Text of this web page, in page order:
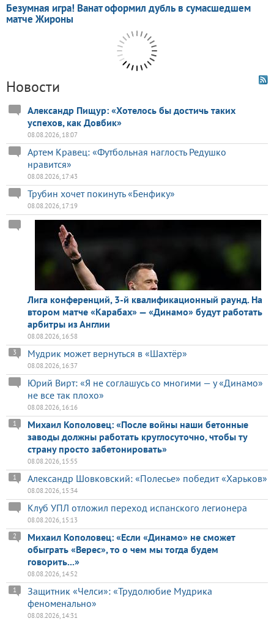
Новости
Александр Пищур: «Хотелось бы достичь таких
успехов, как Довбик»
08.08.2026, 18:07
Артем Кравец: «Футбольная наглость Редушко
нравится»
08.08.2026, 17:43
Трубин хочет покинуть «Бенфику»
08.08.2026, 17:19
Лига конференций, 3-й квалификационный раунд. На
втором матче «Карабах» — «Динамо» будут работать
арбитры из Англии
08.08.2026, 16:58
Мудрик может вернуться в «Шахтёр»
3
08.08.2026, 16:37
Юрий Вирт: «Я не соглашусь со многими — у «Динамо»
не все так плохо»
08.08.2026, 16:16
Михаил Кополовец: «После войны наши бетонные
заводы должны работать круглосуточно, чтобы ту
страну просто забетонировать»
1
08.08.2026, 15:55
Александр Шовковский: «Полесье» победит «Харьков»
1
08.08.2026, 15:34
Клуб УПЛ отложил переход испанского легионера
08.08.2026, 15:13
Михаил Кополовец: «Если «Динамо» не сможет
обыграть «Верес», то о чем мы тогда будем
говорить...»
2
08.08.2026, 14:52
Защитник «Челси»: «Трудолюбие Мудрика
феноменально»
1
08.08.2026, 14:31